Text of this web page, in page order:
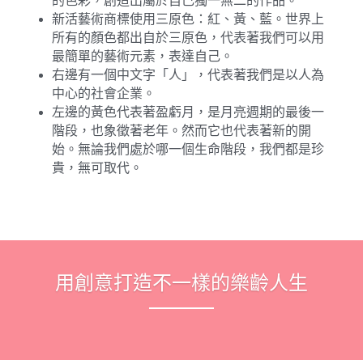
新活藝術商標使用三原色：紅、黃、藍。世界上
所有的顏色都出自於三原色，代表著我們可以用
最簡單的藝術元素，表達自己。
右邊有一個中文字「人」，代表著我們是以人為
中心的社會企業。
左邊的黃色代表著盈虧月，是月亮週期的最後一
階段，也象徵著老年。然而它也代表著新的開
始。無論我們處於哪一個生命階段，我們都是珍
貴，無可取代。
用創意打造不一樣的樂齡人生